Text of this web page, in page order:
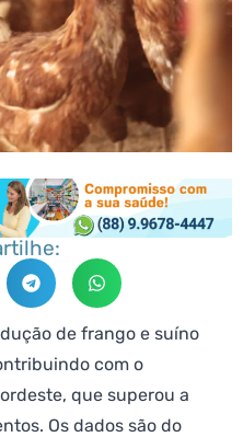
de frango e suíno
com o
que superou a
Os dados são do